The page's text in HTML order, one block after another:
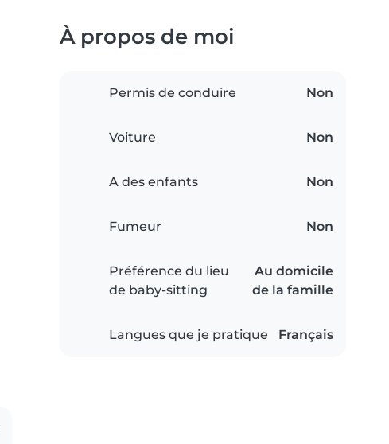
À propos de moi
Permis de conduire Non
Voiture Non
A des enfants Non
Fumeur Non
Préférence du lieu
de baby-sitting
Au domicile
de la famille
Langues que je pratique Français